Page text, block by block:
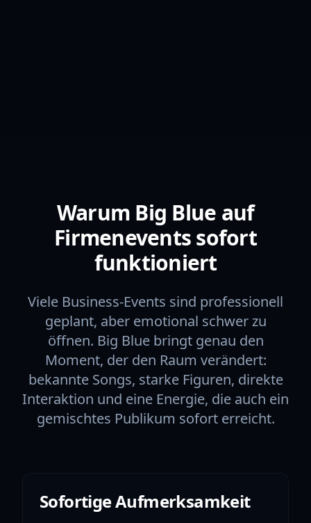
Warum Big Blue auf
Firmenevents sofort
funktioniert
Viele Business-Events sind professionell
geplant, aber emotional schwer zu
öffnen. Big Blue bringt genau den
Moment, der den Raum verändert:
bekannte Songs, starke Figuren, direkte
Interaktion und eine Energie, die auch ein
gemischtes Publikum sofort erreicht.
Sofortige Aufmerksamkeit